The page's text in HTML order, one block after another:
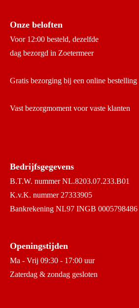
Onze beloften
Voor 12:00 besteld, dezelfde
dag bezorgd in Zoetermeer
Gratis bezorging bij een online
Vast bezorgmoment voor vaste klanten
Bedrijfsgegevens
B.T.W. nummer NL.8203.07.233.B01
K.v.K. nummer 27333905
Bankrekening NL97 INGB 0005798486
Openingstijden
Ma - Vrij 09:30 - 17:00 uur
Zaterdag & zondag gesloten